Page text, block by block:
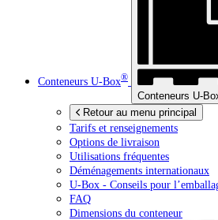
Conteneurs U-Box®
Conteneurs U-
Retour au menu principal
Tarifs et renseignements
Options de livraison
Utilisations fréquentes
Déménagements internationaux
U-Box - Conseils pour
FAQ
Dimensions du conteneur